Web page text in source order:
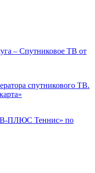
– Спутниковое ТВ от
спутникового ТВ.
ПЛЮС Теннис» по